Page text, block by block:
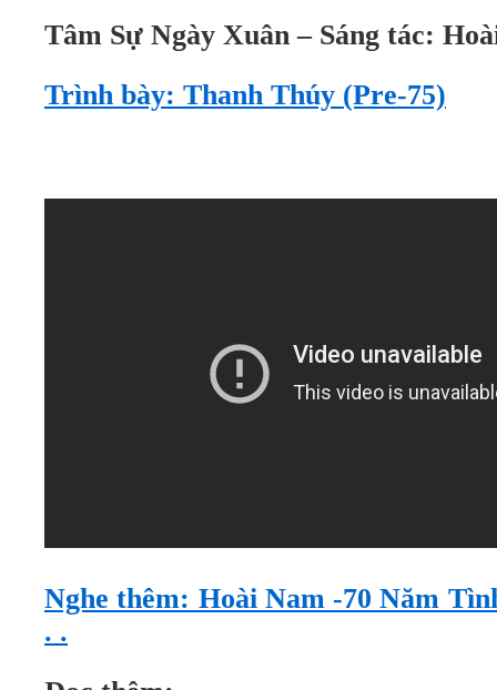
Tâm Sự Ngày Xuân – Sáng tác:
Trình bày: Thanh Thúy (Pre-75)
Nghe thêm: Hoài Nam -70 Năm
. .